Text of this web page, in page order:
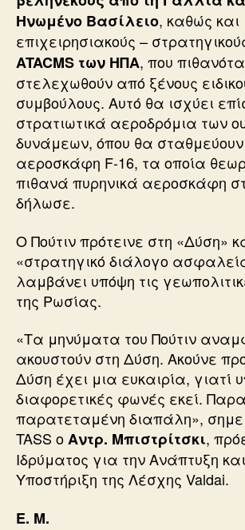
Ηνωμένο Βασίλειο, καθώς και
επιχειρησιακούς –
ATACMS των ΗΠΑ, που
στελεχωθούν από ξένους
συμβούλους. Αυτό θα ισχύει
στρατιωτικά αεροδρόμια των
δυνάμεων, όπου θα
αεροσκάφη F-16, τα οποία
πιθανά πυρηνικά αεροσκάφη
δήλωσε.
Ο Πούτιν πρότεινε στη «Δύση»
«στρατηγικό διάλογο
λαμβάνει υπόψη τις
της Ρωσίας.
«Τα μηνύματα του Πούτιν
ακουστούν στη Δύση. Ακούνε
Δύση έχει μια ευκαιρία, γιατί
διαφορετικές φωνές εκεί.
παρατεταμένη διαπάλη»,
TASS οΑντρ. Μπιστρίτσκι,
Ιδρύματος για την Ανάπτυξη
Υποστήριξη της Λέσχης Valdai.
Ε. Μ.